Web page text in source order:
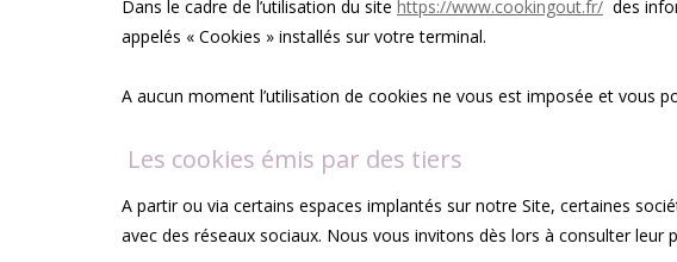
Dans le cadre de l’utilisation du site https://www.cookingout.fr/ des
appelés « Cookies » installés sur votre terminal.
A aucun moment l’utilisation de cookies ne vous est imposée et
Les cookies émis par des tiers
A partir ou via certains espaces implantés sur notre Site, certaines
avec des réseaux sociaux. Nous vous invitons dès lors à consulter